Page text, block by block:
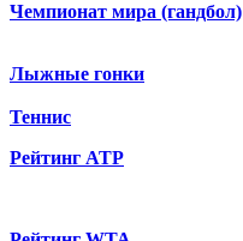
Чемпионат мира (гандбол)
Лыжные гонки
Теннис
Рейтинг ATP